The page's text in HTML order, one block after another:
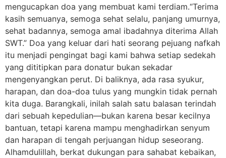
mengucapkan doa yang membuat kami terdiam.“Terima
kasih semuanya, semoga sehat selalu, panjang umurnya,
sehat badannya, semoga amal ibadahnya diterima Allah
SWT.” Doa yang keluar dari hati seorang pejuang nafkah
itu menjadi pengingat bagi kami bahwa setiap sedekah
yang dititipkan para donatur bukan sekadar
mengenyangkan perut. Di baliknya, ada rasa syukur,
harapan, dan doa-doa tulus yang mungkin tidak pernah
kita duga. Barangkali, inilah salah satu balasan terindah
dari sebuah kepedulian—bukan karena besar kecilnya
bantuan, tetapi karena mampu menghadirkan senyum
dan harapan di tengah perjuangan hidup seseorang.
Alhamdulillah, berkat dukungan para sahabat kebaikan,